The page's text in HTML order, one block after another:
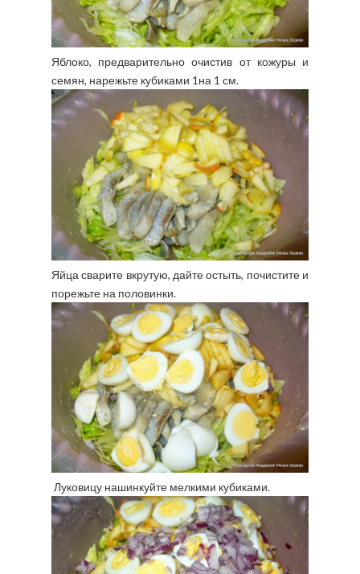
Яблоко, предварительно очистив от кожуры и
семян, нарежьте кубиками 1на 1 см.
Яйца сварите вкрутую, дайте остыть, почистите и
порежьте на половинки.
Луковицу нашинкуйте мелкими кубиками.